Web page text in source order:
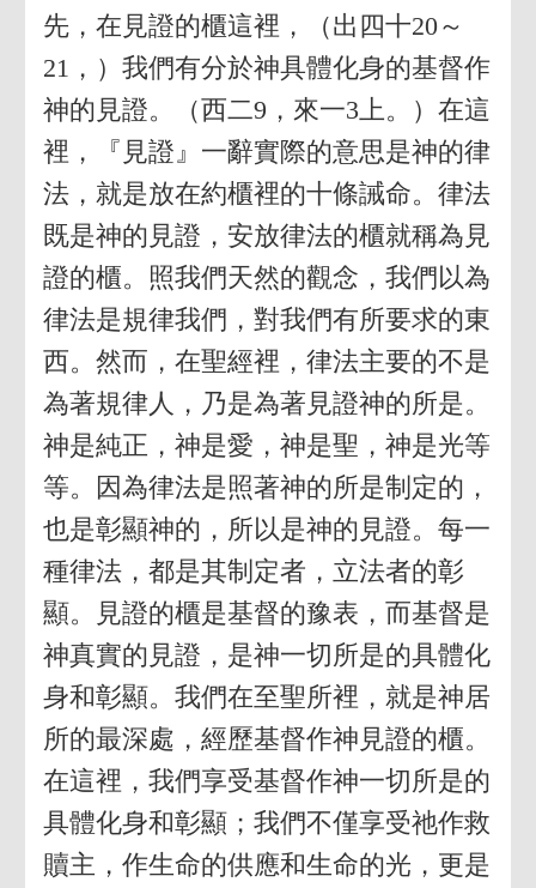
先，在見證的櫃這裡，（出四十20～
21，）我們有分於神具體化身的基督作
神的見證。（西二9，來一3上。）在這
裡，『見證』一辭實際的意思是神的律
法，就是放在約櫃裡的十條誡命。律法
既是神的見證，安放律法的櫃就稱為見
證的櫃。照我們天然的觀念，我們以為
律法是規律我們，對我們有所要求的東
西。然而，在聖經裡，律法主要的不是
為著規律人，乃是為著見證神的所是。
神是純正，神是愛，神是聖，神是光等
等。因為律法是照著神的所是制定的，
也是彰顯神的，所以是神的見證。每一
種律法，都是其制定者，立法者的彰
顯。見證的櫃是基督的豫表，而基督是
神真實的見證，是神一切所是的具體化
身和彰顯。我們在至聖所裡，就是神居
所的最深處，經歷基督作神見證的櫃。
在這裡，我們享受基督作神一切所是的
具體化身和彰顯；我們不僅享受祂作救
贖主，作生命的供應和生命的光，更是